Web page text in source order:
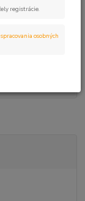
registrácie.
osobných